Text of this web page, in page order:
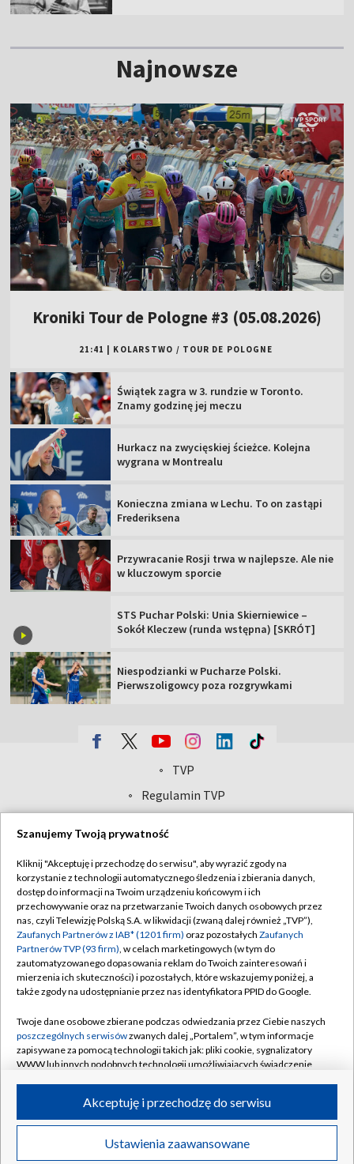
Transmisje Wideo
Najnowsze
Kroniki Tour de Pologne #3 (05.08.2026)
21:41 KOLARSTWO / TOUR DE POLOGNE
Świątek zagra w 3. rundzie w Toronto.
Znamy godzinę jej meczu
Hurkacz na zwycięskiej ścieżce. Kolejna
wygrana w Montrealu
Konieczna zmiana w Lechu. To on zastąpi
Frederiksena
Przywracanie Rosji trwa w najlepsze. Ale nie
w kluczowym sporcie
STS Puchar Polski: Unia Skierniewice –
Sokół Kleczew (runda wstępna) [SKRÓT]
Niespodzianki w Pucharze Polski.
Pierwszoligowcy poza rozgrywkami
TVP
Abonament TVP
Oferta Handlowa
Telegazeta ogłoszenia
Emisja w TVP
Rada Programowa
Ogłoszenia przetargowe
Akademia Telewizyjna
Informacje o nadawcy
Centrum informacji TVP
Zgłoś program (ROPAT)
Kariera w TVP
Naziemna Telewizja Cyfrowa
Regulamin TVP
Biuro reklamy
Kontakt
Kanały
©2026 Telewizja Polska Spółka Akcyjna w likwidacji
Szanujemy Twoją prywatność
Kliknij "Akceptuję i przechodzę do serwisu", aby wyrazić zgody na
korzystanie z technologii automatycznego śledzenia i zbierania danych,
dostęp do informacji na Twoim urządzeniu końcowym i ich
przechowywanie oraz na przetwarzanie Twoich danych osobowych przez
nas, czyli Telewizję Polską S.A. w likwidacji (zwaną dalej również „TVP”),
Zaufanych Partnerów z IAB* (1201 firm) oraz pozostałych Zaufanych
Partnerów TVP (93 firm), w celach marketingowych (w tym do
zautomatyzowanego dopasowania reklam do Twoich zainteresowań i
mierzenia ich skuteczności) i pozostałych, które wskazujemy poniżej, a
także zgody na udostępnianie przez nas identyfikatora PPID do Google.
Twoje dane osobowe zbierane podczas odwiedzania przez Ciebie naszych
poszczególnych serwisówzwanych dalej „Portalem”, w tym informacje
zapisywane za pomocą technologii takich jak: pliki cookie, sygnalizatory
WWW lub innych podobnych technologii umożliwiających świadczenie
ruchu w Internecie.
Twoje dane osobowe zbierane podczas odwiedzania przez Ciebie
poszczególnych serwisówna Portalu, takie jak adresy IP, identyfikatory
Ustawienia zaawansowane
Akceptuję i przechodzę do serwisu